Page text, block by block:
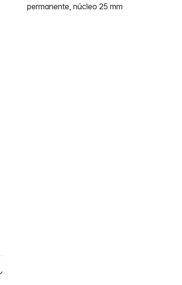
permanente, núcleo 25 mm